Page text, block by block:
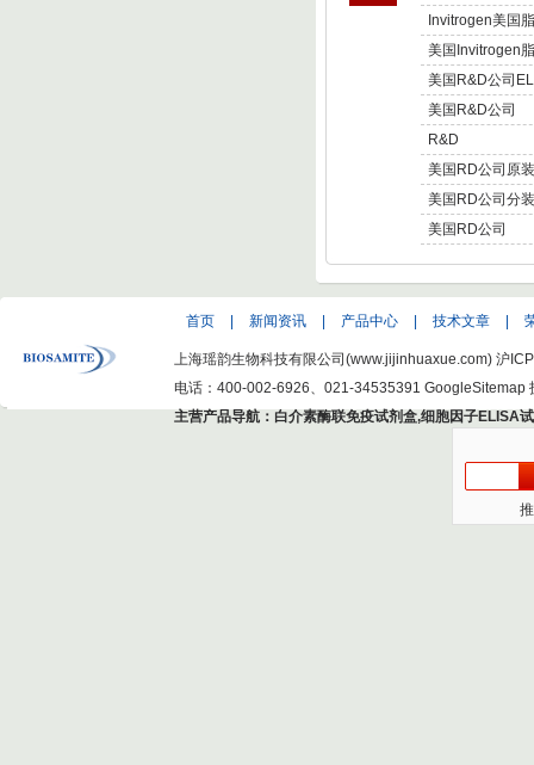
Invitrogen美国
美国Invitrogen
美国R&D公司
美国R&D公司
R&D
美国RD公司原
美国RD公司分
美国RD公司
首页 新闻资讯 产品中心 技术文章
上海瑶韵生物科技有限公司(www.jijinhuaxue.com) 沪
电话：400-002-6926、021-34535391 GoogleSitemap
主营产品导航： 白介素酶联免疫试剂盒,细胞因子ELISA